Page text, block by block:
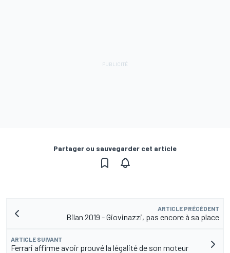
Partager ou sauvegarder cet article
ARTICLE PRÉCÉDENT
Bilan 2019 - Giovinazzi, pas encore à sa place
ARTICLE SUIVANT
Ferrari affirme avoir prouvé la légalité de son moteur